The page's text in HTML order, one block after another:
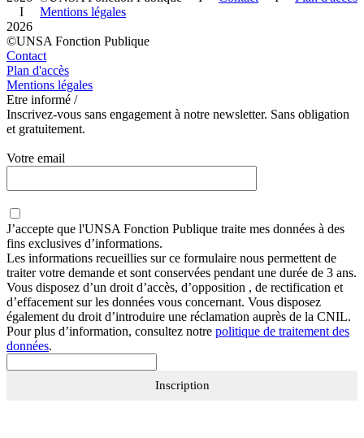
I Mentions légales
2026
©UNSA Fonction Publique
Contact
Plan d'accès
Mentions légales
Etre informé /
Inscrivez-vous sans engagement à notre newsletter. Sans obligation
et gratuitement.
Votre email
J’accepte que l'UNSA Fonction Publique traite mes données à des
fins exclusives d’informations.
Les informations recueillies sur ce formulaire nous permettent de
traiter votre demande et sont conservées pendant une durée de 3 ans.
Vous disposez d’un droit d’accès, d’opposition , de rectification et
d’effacement sur les données vous concernant. Vous disposez
également du droit d’introduire une réclamation auprès de la CNIL.
Pour plus d’information, consultez notre politique de traitement des
données.
Inscription